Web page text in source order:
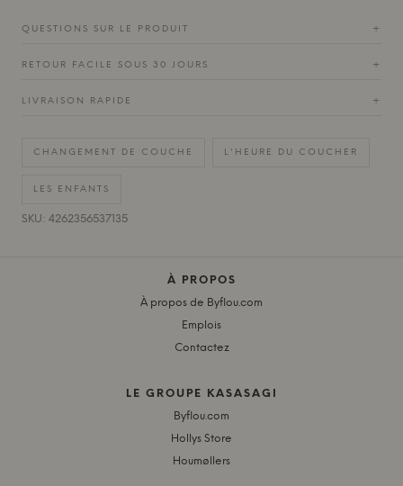
QUESTIONS SUR LE PRODUIT +
RETOUR FACILE SOUS 30 JOURS +
LIVRAISON RAPIDE +
CHANGEMENT DE COUCHE L'HEURE DU COUCHER
LES ENFANTS
SKU: 4262356537135
À PROPOS
À propos de Byflou.com
Emplois
Contactez
LE GROUPE KASASAGI
Byflou.com
Hollys Store
Houmøllers